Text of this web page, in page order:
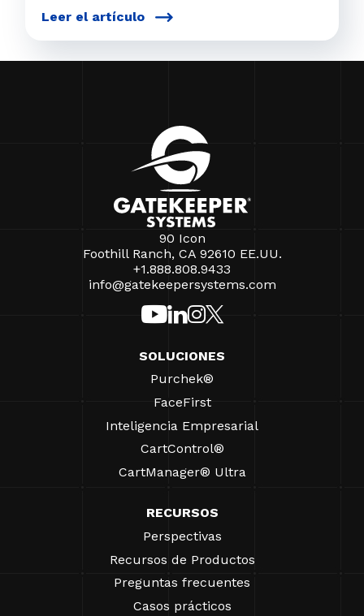
Leer el artículo
90 Icon
Foothill Ranch, CA 92610 EE.UU.
+1.888.808.9433
info@gatekeepersystems.com
SOLUCIONES
Purchek®
FaceFirst
Inteligencia Empresarial
CartControl®
CartManager® Ultra
RECURSOS
Perspectivas
Recursos de Productos
Preguntas frecuentes
Casos prácticos